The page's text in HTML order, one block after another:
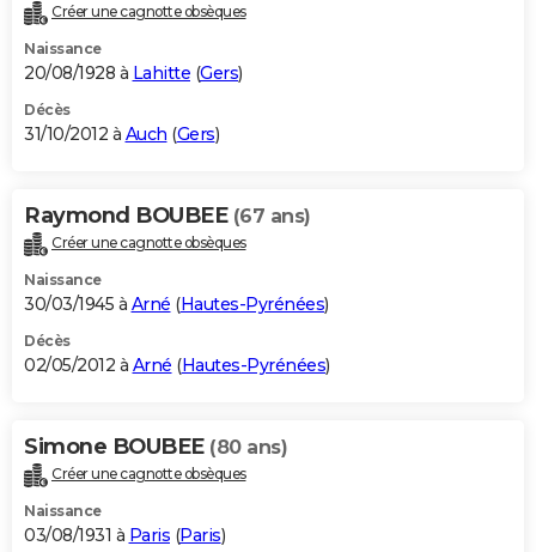
Créer une cagnotte obsèques
Naissance
20/08/1928 à Lahitte (Gers)
Décès
31/10/2012 à Auch (Gers)
Raymond BOUBEE (67 ans)
Créer une cagnotte obsèques
Naissance
30/03/1945 à Arné (Hautes-Pyrénées)
Décès
02/05/2012 à Arné (Hautes-Pyrénées)
Simone BOUBEE (80 ans)
Créer une cagnotte obsèques
Naissance
03/08/1931 à Paris (Paris)